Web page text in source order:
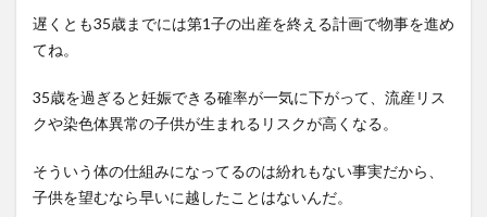
遅くとも35歳までには第1子の出産を終える計画で物事を進め
てね。
35歳を過ぎると妊娠できる確率が一気に下がって、流産リス
クや染色体異常の子供が生まれるリスクが高くなる。
そういう体の仕組みになってるのは紛れもない事実だから、
子供を望むなら早いに越したことはないんだ。